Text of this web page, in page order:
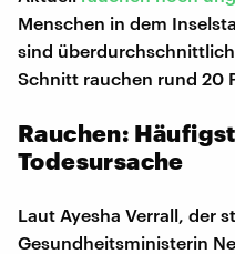
Menschen in dem
sind
Schnitt rauchen rund 20
Rauchen:
Todesursache
Laut Ayesha Verrall, der
Gesundheitsministerin